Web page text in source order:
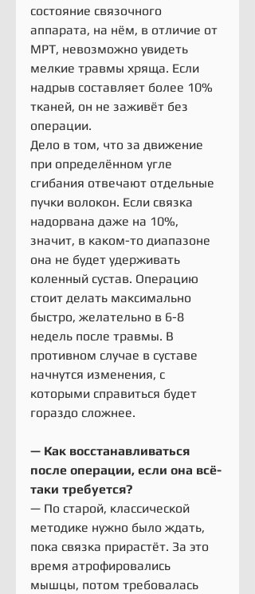
состояние связочного
аппарата, на нём, в отличие от
МРТ, невозможно увидеть
мелкие травмы хряща. Если
надрыв составляет более 10%
тканей, он не заживёт без
операции.
Дело в том, что за движение
при определённом угле
сгибания отвечают отдельные
пучки волокон. Если связка
надорвана даже на 10%,
значит, в каком-то диапазоне
она не будет удерживать
коленный сустав. Операцию
стоит делать максимально
быстро, желательно в 6-8
недель после травмы. В
противном случае в суставе
начнутся изменения, с
которыми справиться будет
гораздо сложнее.
— Как восстанавливаться
после операции, если она всё-
таки требуется?
— По старой, классической
методике нужно было ждать,
пока связка прирастёт. За это
время атрофировались
мышцы, потом требовалась